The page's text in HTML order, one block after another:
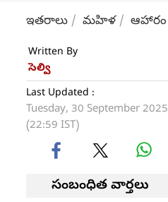
ఇతరాలు మహిళ ఆహారం
Written By
సెల్వి
Last Updated :
Tuesday, 30 September 2025
(22:59 IST)
సంబంధిత వార్తలు